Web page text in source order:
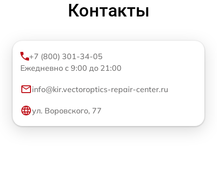
Контакты
+7 (800) 301-34-05
Ежедневно с 9:00 до 21:00
info@kir.vectoroptics-repair-center.ru
ул. Воровского, 77